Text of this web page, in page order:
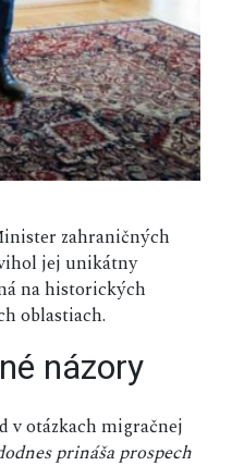
zahraničných
jej unikátny
na historických
oblastiach.
názory
v otázkach migračnej
prináša prospech